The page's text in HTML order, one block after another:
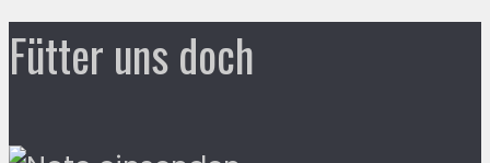
Fütter uns doch